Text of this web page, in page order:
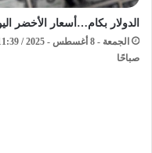
الدولار بكام…أسعار الأخضر
الجمعة - 8 أغسطس - 2025 /
صباحًا